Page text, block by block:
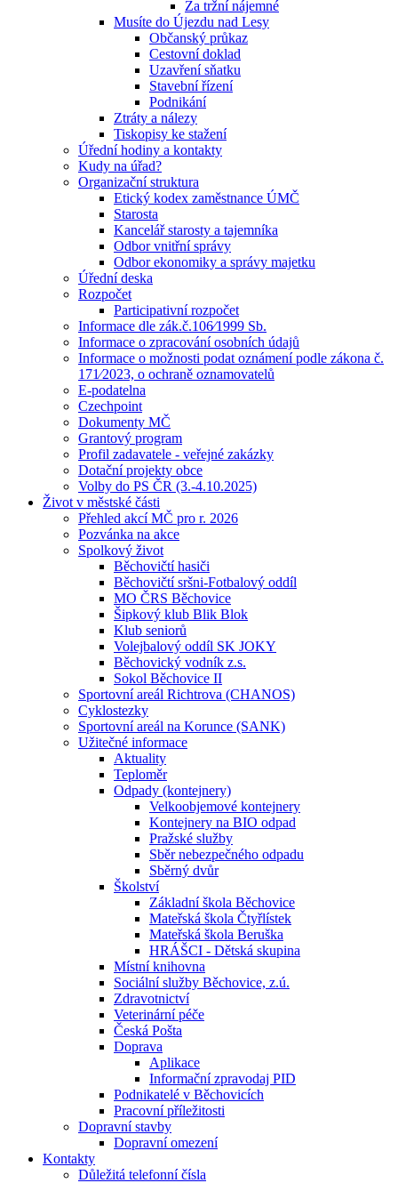
Za tržní nájemné
Musíte do Újezdu nad Lesy
Občanský průkaz
Cestovní doklad
Uzavření sňatku
Stavební řízení
Podnikání
Ztráty a nálezy
Tiskopisy ke stažení
Úřední hodiny a kontakty
Kudy na úřad?
Organizační struktura
Etický kodex zaměstnance ÚMČ
Starosta
Kancelář starosty a tajemníka
Odbor vnitřní správy
Odbor ekonomiky a správy majetku
Úřední deska
Rozpočet
Participativní rozpočet
Informace dle zák.č.106⁄1999 Sb.
Informace o zpracování osobních údajů
Informace o možnosti podat oznámení podle zákona č.
171⁄2023, o ochraně oznamovatelů
E-podatelna
Czechpoint
Dokumenty MČ
Grantový program
Profil zadavatele - veřejné zakázky
Dotační projekty obce
Volby do PS ČR (3.-4.10.2025)
Život v městské části
Přehled akcí MČ pro r. 2026
Pozvánka na akce
Spolkový život
Běchovičtí hasiči
Běchovičtí sršni-Fotbalový oddíl
MO ČRS Běchovice
Šipkový klub Blik Blok
Klub seniorů
Volejbalový oddíl SK JOKY
Běchovický vodník z.s.
Sokol Běchovice II
Sportovní areál Richtrova (CHANOS)
Cyklostezky
Sportovní areál na Korunce (SANK)
Užitečné informace
Aktuality
Teploměr
Odpady (kontejnery)
Velkoobjemové kontejnery
Kontejnery na BIO odpad
Pražské služby
Sběr nebezpečného odpadu
Sběrný dvůr
Školství
Základní škola Běchovice
Mateřská škola Čtyřlístek
Mateřská škola Beruška
HRÁŠCI - Dětská skupina
Místní knihovna
Sociální služby Běchovice, z.ú.
Zdravotnictví
Veterinární péče
Česká Pošta
Doprava
Aplikace
Informační zpravodaj PID
Podnikatelé v Běchovicích
Pracovní příležitosti
Dopravní stavby
Dopravní omezení
Kontakty
Důležitá telefonní čísla